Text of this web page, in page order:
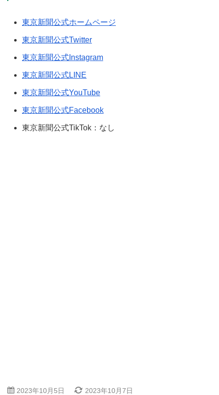
東京新聞公式ホームページ
東京新聞公式Twitter
東京新聞公式Instagram
東京新聞公式LINE
東京新聞公式YouTube
東京新聞公式Facebook
東京新聞公式TikTok：なし
2023年10月5日 2023年10月7日